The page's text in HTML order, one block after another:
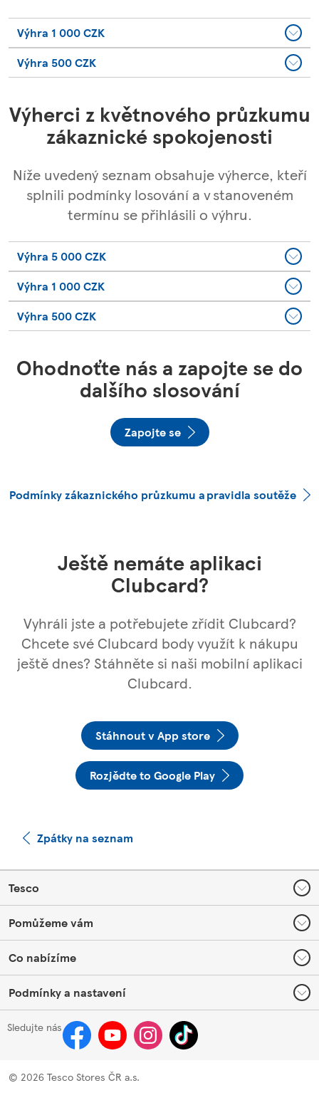
Výhra 1 000 CZK
Výhra 500 CZK
Výherci z květnového průzkumu
zákaznické spokojenosti
Níže uvedený seznam obsahuje výherce, kteří
splnili podmínky losování a v stanoveném
termínu se přihlásili o výhru.
Výhra 5 000 CZK
Výhra 1 000 CZK
Výhra 500 CZK
Ohodnoťte nás a zapojte se do
dalšího slosování
Zapojte se
Podmínky zákaznického průzkumu a pravidla soutěže
Ještě nemáte aplikaci
Clubcard?
Vyhráli jste a potřebujete zřídit Clubcard?
Chcete své Clubcard body využít k nákupu
ještě dnes? Stáhněte si naši mobilní aplikaci
Clubcard.
Stáhnout v App store
Rozjědte to Google Play
Zpátky na seznam
Footer
Tesco
Pomůžeme vám
Co nabízíme
Podmínky a nastavení
Sledujte nás
© 2026 Tesco Stores ČR a.s.